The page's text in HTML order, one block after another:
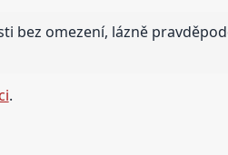
bez omezení, lázně
.